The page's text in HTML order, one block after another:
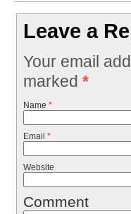
Leave a
Your email
marked *
Name *
Email *
Website
Comment